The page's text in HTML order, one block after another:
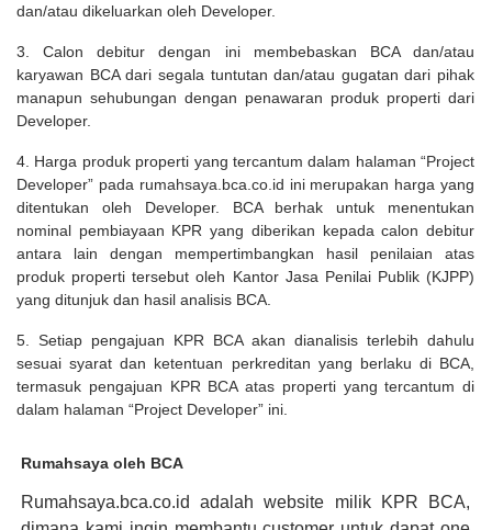
dan/atau dikeluarkan oleh Developer.
3. Calon debitur dengan ini membebaskan BCA dan/atau
karyawan BCA dari segala tuntutan dan/atau gugatan dari pihak
manapun sehubungan dengan penawaran produk properti dari
Developer.
4. Harga produk properti yang tercantum dalam halaman “Project
Developer” pada rumahsaya.bca.co.id ini merupakan harga yang
ditentukan oleh Developer. BCA berhak untuk menentukan
nominal pembiayaan KPR yang diberikan kepada calon debitur
antara lain dengan mempertimbangkan hasil penilaian atas
produk properti tersebut oleh Kantor Jasa Penilai Publik (KJPP)
yang ditunjuk dan hasil analisis BCA.
5. Setiap pengajuan KPR BCA akan dianalisis terlebih dahulu
sesuai syarat dan ketentuan perkreditan yang berlaku di BCA,
termasuk pengajuan KPR BCA atas properti yang tercantum di
dalam halaman “Project Developer” ini.
Rumahsaya oleh BCA
Rumahsaya.bca.co.id adalah website milik KPR BCA,